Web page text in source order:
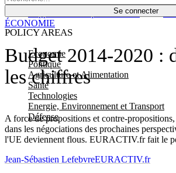
Se connecter
POLICY AREAS
Economie
Politique
Agriculture et Alimentation
Santé
Technologies
Energie, Environnement et Transport
Défense
Économie
Budget 2014-2020 :
les chiffres
A force de propositions et contre-
dans les négociations des prochaines
l'UE deviennent flous. EURACTIV.fr fait le
ÉCONOMIE
Jean-Sébastien LefebvreEURACTIV.fr